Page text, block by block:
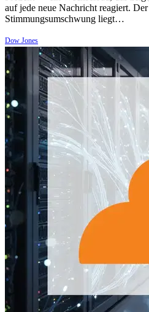
auf jede neue Nachricht reagiert.
Stimmungsumschwung liegt…
Dow Jones